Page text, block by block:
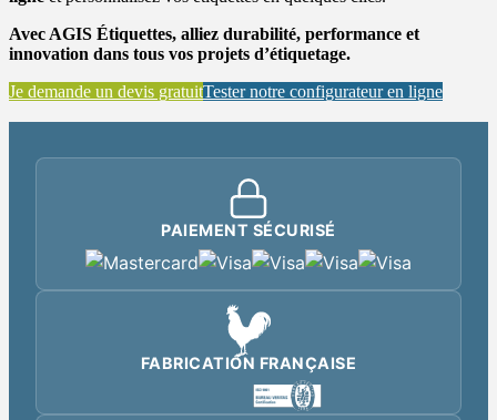
Avec AGIS Étiquettes, alliez durabilité, performance et
innovation dans tous vos projets d’étiquetage.
Je demande un devis gratuitTester notre configurateur en ligne
PAIEMENT SÉCURISÉ
FABRICATION FRANÇAISE